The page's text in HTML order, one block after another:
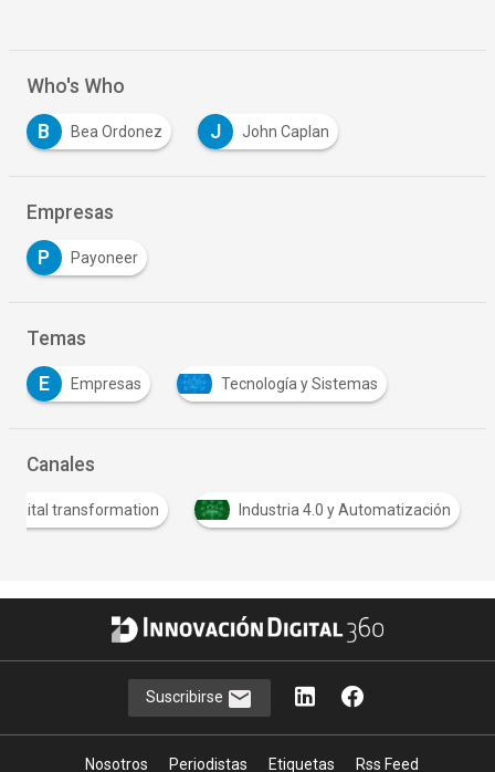
Who's Who
B Bea Ordonez J John Caplan
Empresas
P Payoneer
Temas
E Empresas Tecnología y Sistemas
Canales
Digital transformation Industria 4.0 y Automatización
Suscribirse
Nosotros Periodistas Etiquetas Rss Feed